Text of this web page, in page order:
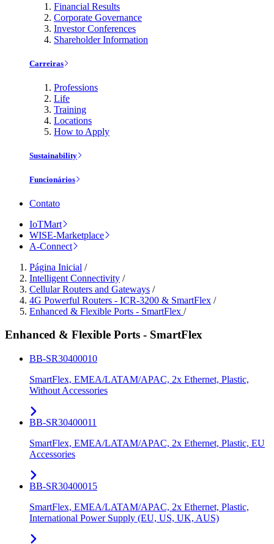
Financial Results
Corporate Governance
Investor Conferences
Shareholder Information
Carreiras
Professions
Life
Training
Locations
How to Apply
Sustainability
Funcionários
Contato
IoTMart
WISE-Marketplace
A-Connect
Página Inicial /
Intelligent Connectivity /
Cellular Routers and Gateways /
4G Powerful Routers - ICR-3200 & SmartFlex /
Enhanced & Flexible Ports - SmartFlex /
Enhanced & Flexible Ports - SmartFlex
BB-SR30400010
SmartFlex, EMEA/LATAM/APAC, 2x Ethernet, Plastic,
Without Accessories
BB-SR30400011
SmartFlex, EMEA/LATAM/APAC, 2x Ethernet, Plastic, EU
Accessories
BB-SR30400015
SmartFlex, EMEA/LATAM/APAC, 2x Ethernet, Plastic,
International Power Supply (EU, US, UK, AUS)